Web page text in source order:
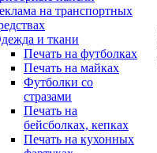
на транспортных
и ткани
Печать на футболках
Печать на майках
Футболки со
стразами
Печать на
бейсболках, кепках
Печать на кухонных